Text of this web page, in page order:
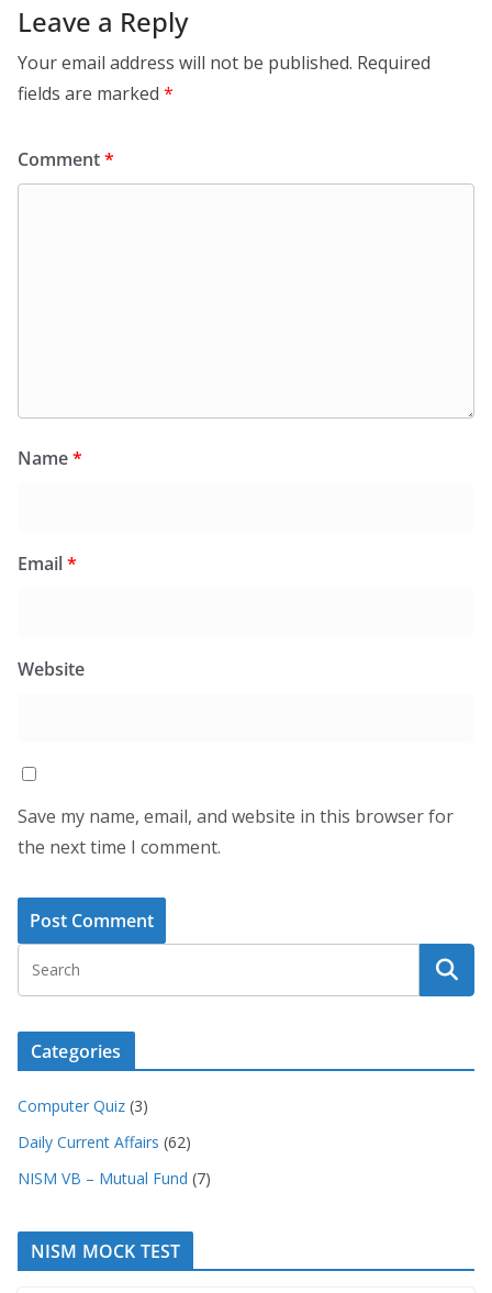
Leave a Reply
Your email address will not be published. Required
fields are marked *
Comment*
Name*
Email*
Website
Save my name, email, and website in this browser for
the next time I comment.
Categories
Computer Quiz (3)
Daily Current Affairs (62)
NISM VB – Mutual Fund (7)
NISM MOCK TEST